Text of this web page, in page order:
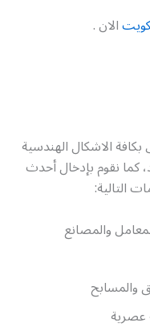
الان .
الاشكال الهندسية
كما نقوم بإدخال أحدث
التالية:
والمصانع
والمسابح
عصرية